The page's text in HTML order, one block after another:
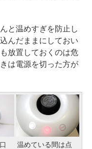
と温めすぎを防止し
んだままにしておい
放置しておくのは危
は電源を切った方が
温めている間は点